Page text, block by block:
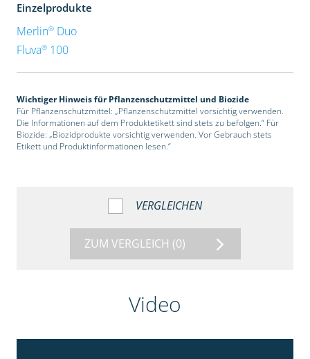
Einzelprodukte
Merlin®Duo
Fluva®100
Wichtiger Hinweis für Pflanzenschutzmittel und Biozide
Für Pflanzenschutzmittel: „Pflanzenschutzmittel vorsichtig verwenden.
Die Informationen auf dem Produktetikett sind stets zu befolgen.“ Für
Biozide: „Biozidprodukte vorsichtig verwenden. Vor Gebrauch stets
Etikett und Produktinformationen lesen.“
VERGLEICHEN
ZUM VERGLEICH (0)
Video